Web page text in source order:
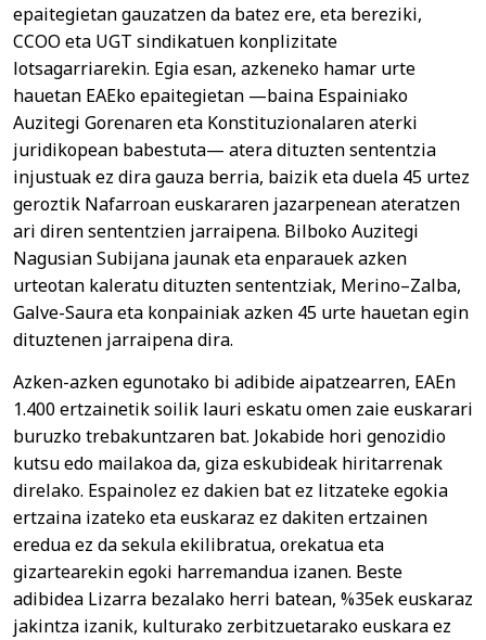
epaitegietan gauzatzen da batez ere, eta bereziki,
CCOO eta UGT sindikatuen konplizitate
lotsagarriarekin. Egia esan, azkeneko hamar urte
hauetan EAEko epaitegietan —baina Espainiako
Auzitegi Gorenaren eta Konstituzionalaren aterki
juridikopean babestuta— atera dituzten sententzia
injustuak ez dira gauza berria, baizik eta duela 45 urtez
geroztik Nafarroan euskararen jazarpenean ateratzen
ari diren sententzien jarraipena. Bilboko Auzitegi
Nagusian Subijana jaunak eta enparauek azken
urteotan kaleratu dituzten sententziak, Merino–Zalba,
Galve-Saura eta konpainiak azken 45 urte hauetan egin
dituztenen jarraipena dira.
Azken-azken egunotako bi adibide aipatzearren, EAEn
1.400 ertzainetik soilik lauri eskatu omen zaie euskarari
buruzko trebakuntzaren bat. Jokabide hori genozidio
kutsu edo mailakoa da, giza eskubideak hiritarrenak
direlako. Espainolez ez dakien bat ez litzateke egokia
ertzaina izateko eta euskaraz ez dakiten ertzainen
eredua ez da sekula ekilibratua, orekatua eta
gizartearekin egoki harremandua izanen. Beste
adibidea Lizarra bezalako herri batean, %35ek euskaraz
jakintza izanik, kulturako zerbitzuetarako euskara ez